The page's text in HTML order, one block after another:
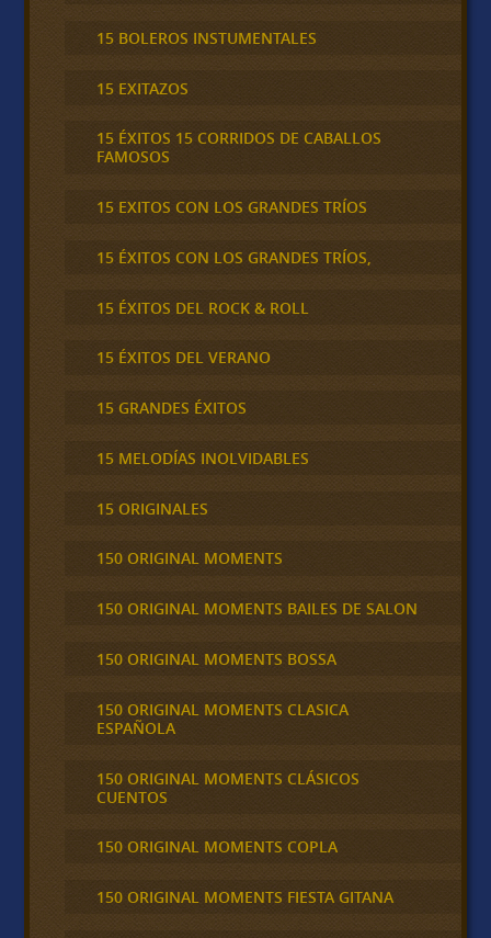
15 BOLEROS INSTUMENTALES
15 EXITAZOS
15 ÉXITOS 15 CORRIDOS DE CABALLOS
FAMOSOS
15 EXITOS CON LOS GRANDES TRÍOS
15 ÉXITOS CON LOS GRANDES TRÍOS,
15 ÉXITOS DEL ROCK & ROLL
15 ÉXITOS DEL VERANO
15 GRANDES ÉXITOS
15 MELODÍAS INOLVIDABLES
15 ORIGINALES
150 ORIGINAL MOMENTS
150 ORIGINAL MOMENTS BAILES DE SALON
150 ORIGINAL MOMENTS BOSSA
150 ORIGINAL MOMENTS CLASICA
ESPAÑOLA
150 ORIGINAL MOMENTS CLÁSICOS
CUENTOS
150 ORIGINAL MOMENTS COPLA
150 ORIGINAL MOMENTS FIESTA GITANA